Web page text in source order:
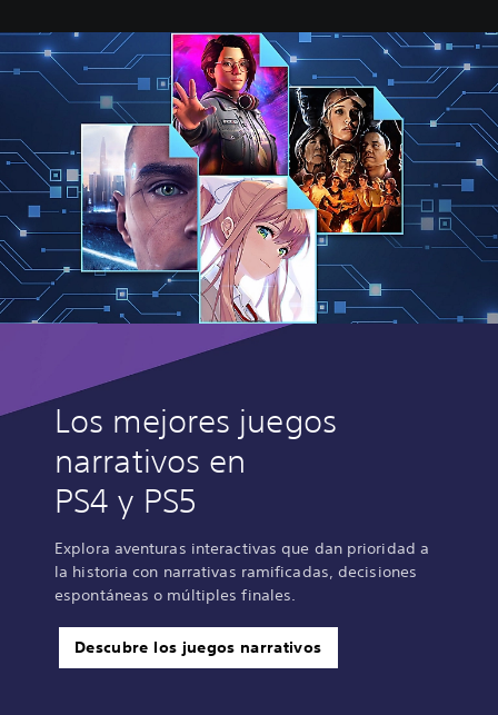
Los mejores juegos
narrativos en
PS4 y PS5
Explora aventuras interactivas que dan prioridad a
la historia con narrativas ramificadas, decisiones
espontáneas o múltiples finales.
Descubre los juegos narrativos